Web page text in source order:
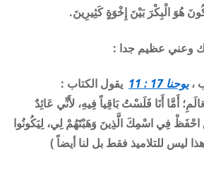
هُوَ الْبِكْرَ بَيْنَ إِخْوَةٍ كَثِيرِينَ.
وعني عظيم جدا :
،يوحنا 17 : 11 يقول الكتاب :
أَمَّا أَنَا فَلَسْتُ بَاقِياً فِيهِ، لأَنِّي عَائِدٌ
احْفَظْ فِي اسْمِكَ الَّذِينَ وَهَبْتَهُمْ لِي، لِيَكُونُوا
ليس للتلاميذ فقط بل لنا أيضاً )